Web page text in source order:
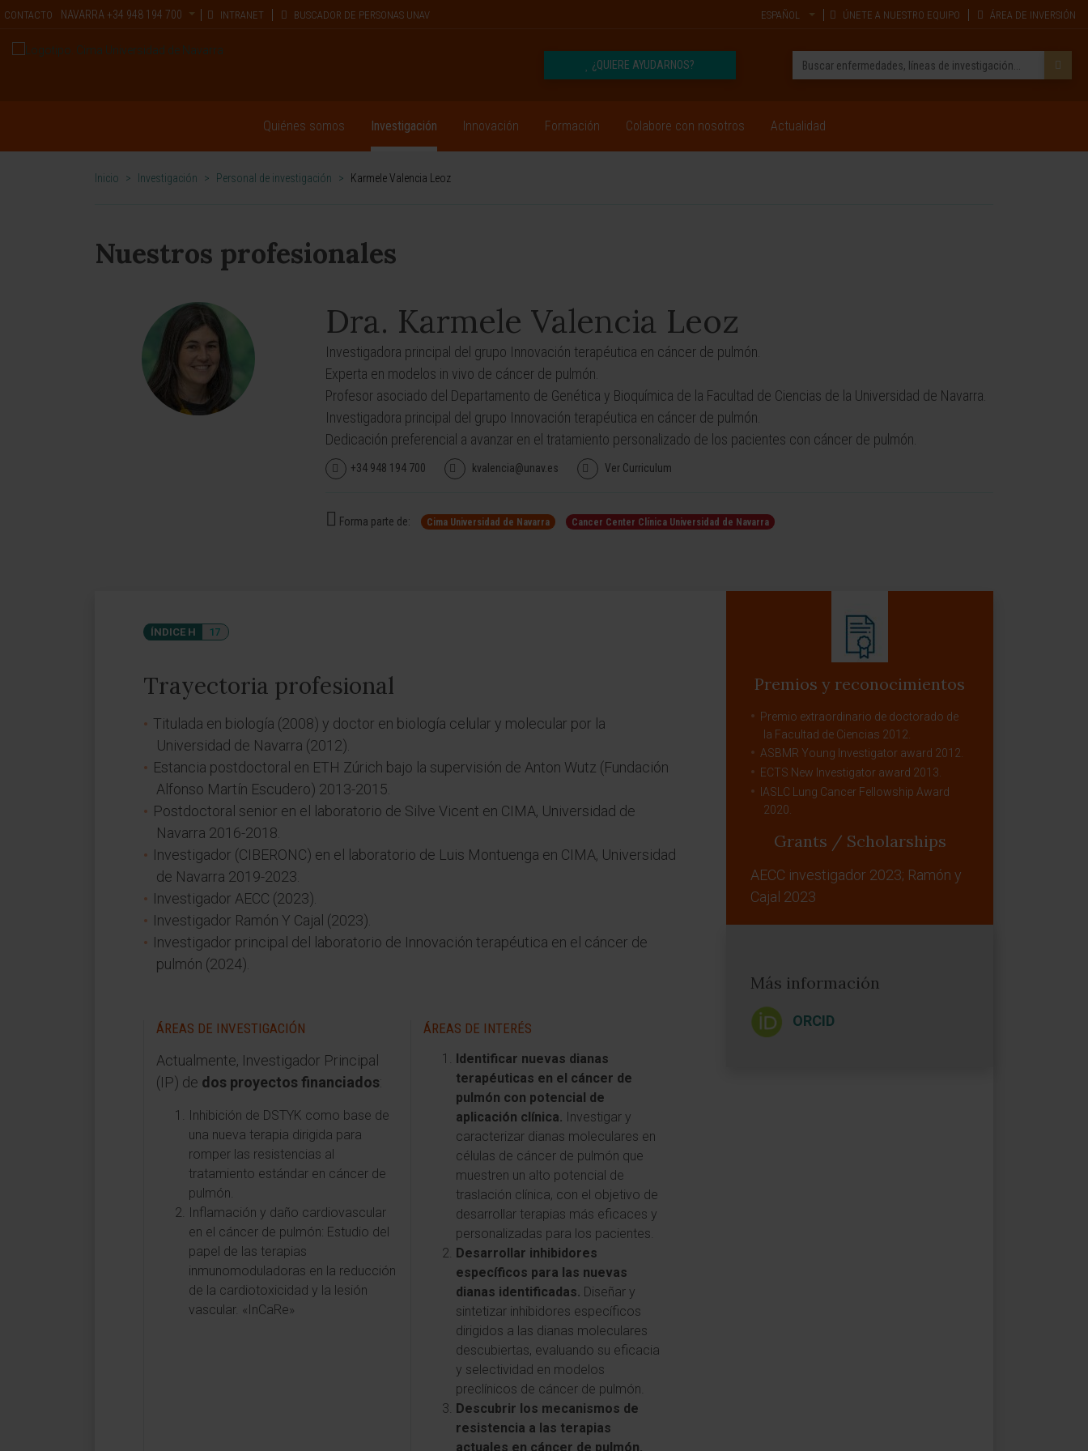
CONTACTO NAVARRA +34 948 194 700 INTRANET BUSCADOR DE PERSONAS UNAV ESPAÑOL ÚNETE A NUESTRO EQUIPO ÁREA DE INVERSIÓN
¿QUIERE AYUDARNOS?
Quiénes somos Investigación Innovación Formación Colabore con nosotros Actualidad
Inicio > Investigación > Personal de investigación > Karmele Valencia Leoz
Nuestros profesionales
Dra. Karmele Valencia Leoz
Investigadora principal del grupo Innovación terapéutica en cáncer de pulmón.
Experta en modelos in vivo de cáncer de pulmón.
Profesor asociado del Departamento de Genética y Bioquímica de la Facultad de Ciencias de la Universidad de Navarra.
Investigadora principal del grupo Innovación terapéutica en cáncer de pulmón.
Dedicación preferencial a avanzar en el tratamiento personalizado de los pacientes con cáncer de pulmón.
+34 948 194 700 kvalencia@unav.es Ver Curriculum
Forma parte de: Cima Universidad de Navarra Cancer Center Clínica Universidad de Navarra
ÍNDICE H 17
Trayectoria profesional
Titulada en biología (2008) y doctor en biología celular y molecular por la
Universidad de Navarra (2012).
Estancia postdoctoral en ETH Zúrich bajo la supervisión de Anton Wutz (Fundación
Alfonso Martín Escudero) 2013-2015.
Postdoctoral senior en el laboratorio de Silve Vicent en CIMA, Universidad de
Navarra 2016-2018.
Investigador (CIBERONC) en el laboratorio de Luis Montuenga en CIMA, Universidad
de Navarra 2019-2023.
Investigador AECC (2023).
Investigador Ramón Y Cajal (2023).
Investigador principal del laboratorio de Innovación terapéutica en el cáncer de
pulmón (2024).
ÁREAS DE INVESTIGACIÓN
Actualmente, Investigador Principal
(IP) de dos proyectos financiados:
Inhibición de DSTYK como base de
una nueva terapia dirigida para
romper las resistencias al
tratamiento estándar en cáncer de
pulmón.
Inflamación y daño cardiovascular
en el cáncer de pulmón: Estudio del
papel de las terapias
inmunomoduladoras en la reducción
de la cardiotoxicidad y la lesión
vascular. «InCaRe»
ÁREAS DE INTERÉS
Identificar nuevas dianas
terapéuticas en el cáncer de
pulmón con potencial de
aplicación clínica. Investigar y
caracterizar dianas moleculares en
células de cáncer de pulmón que
muestren un alto potencial de
traslación clínica, con el objetivo de
desarrollar terapias más eficaces y
personalizadas para los pacientes.
Desarrollar inhibidores
específicos para las nuevas
dianas identificadas. Diseñar y
sintetizar inhibidores específicos
dirigidos a las dianas moleculares
descubiertas, evaluando su eficacia
y selectividad en modelos
preclínicos de cáncer de pulmón.
Descubrir los mecanismos de
resistencia a las terapias
actuales en cáncer de pulmón.
Premios y reconocimientos
Premio extraordinario de doctorado de
la Facultad de Ciencias 2012.
ASBMR Young Investigator award 2012.
ECTS New Investigator award 2013.
IASLC Lung Cancer Fellowship Award
2020.
Grants / Scholarships
AECC investigador 2023; Ramón y
Cajal 2023
Más información
ORCID